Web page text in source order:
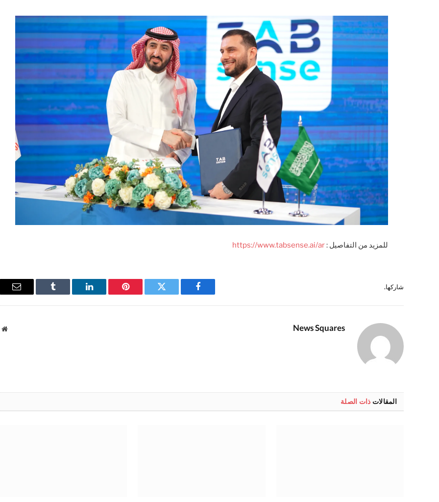
للمزيد من التفاصيل :https://www.tabsense.ai/ar
شاركها.
فيسبوك تويتر بينتيريستلينكدإن Tumblr
البريد
News Squares
المقالات ذات الصلة